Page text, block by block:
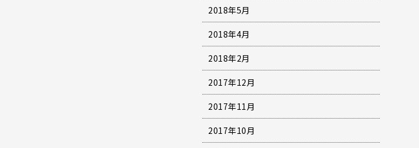
2018年5月
2018年4月
2018年2月
2017年12月
2017年11月
2017年10月